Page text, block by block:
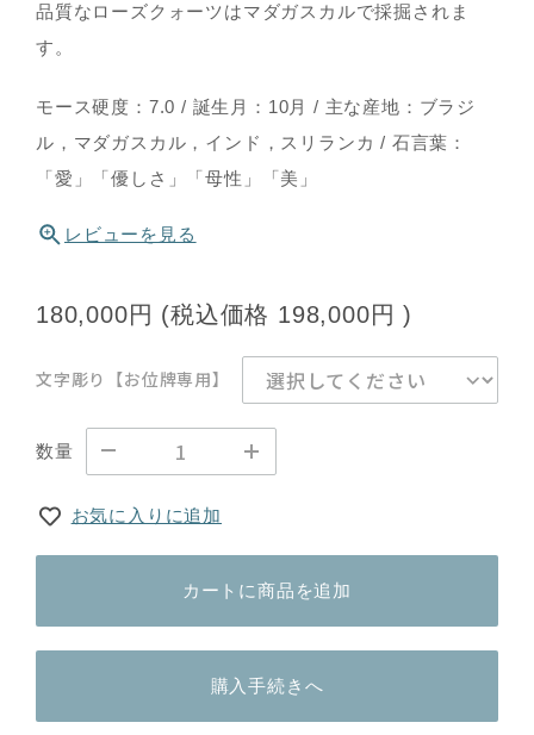
品質なローズクォーツはマダガスカルで採掘されま
す。
モース硬度：7.0 / 誕生月：10月 / 主な産地：ブラジ
ル，マダガスカル，インド，スリランカ / 石言葉：
「愛」「優しさ」「母性」「美」
レビューを見る
180,000円 (税込価格 198,000円 )
文字彫り【お位牌専用】
数量
お気に入りに追加
カートに商品を追加
購入手続きへ